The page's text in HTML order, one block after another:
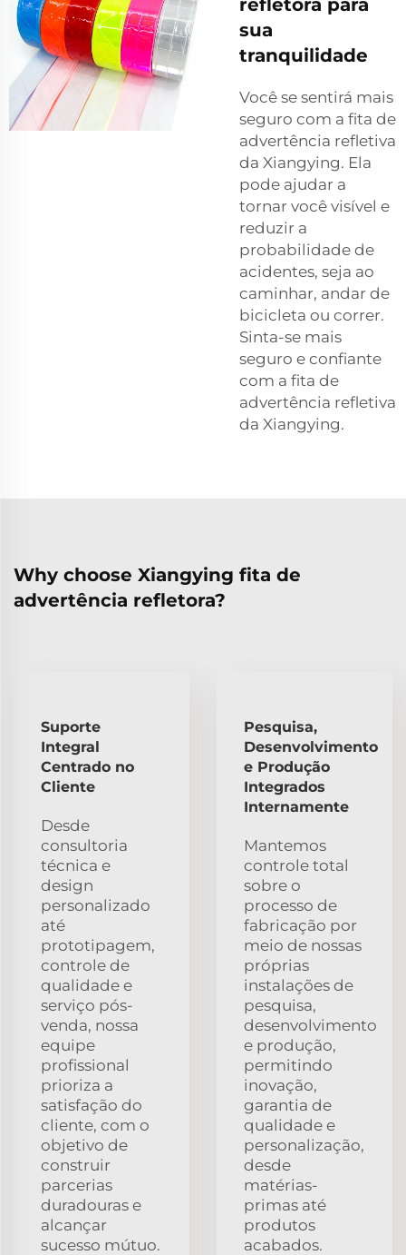
refletora para
sua
tranquilidade
Você se sentirá mais
seguro com a fita de
advertência refletiva
da Xiangying. Ela
pode ajudar a
tornar você visível e
reduzir a
probabilidade de
acidentes, seja ao
caminhar, andar de
bicicleta ou correr.
Sinta-se mais
seguro e confiante
com a fita de
advertência refletiva
da Xiangying.
Why choose Xiangying fita de
advertência refletora?
Suporte
Integral
Centrado no
Cliente
Desde
consultoria
técnica e
design
personalizado
até
prototipagem,
controle de
qualidade e
serviço pós-
venda, nossa
equipe
profissional
prioriza a
satisfação do
cliente, com o
objetivo de
construir
parcerias
duradouras e
alcançar
sucesso mútuo.
Pesquisa,
Desenvolvimento
e Produção
Integrados
Internamente
Mantemos
controle total
sobre o
processo de
fabricação por
meio de nossas
próprias
instalações de
pesquisa,
desenvolvimento
e produção,
permitindo
inovação,
garantia de
qualidade e
personalização,
desde
matérias-
primas até
produtos
acabados.